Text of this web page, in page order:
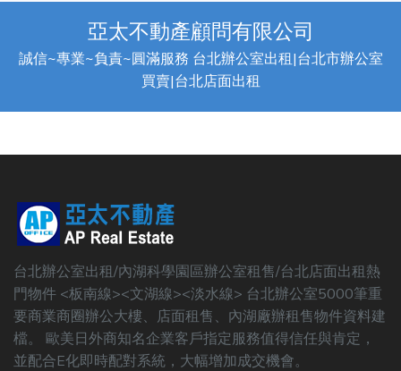
亞太不動產顧問有限公司
誠信~專業~負責~圓滿服務 台北辦公室出租|台北市辦公室
買賣|台北店面出租
台北辦公室出租/內湖科學園區辦公室租售/台北店面出租熱
門物件 <板南線><文湖線><淡水線> 台北辦公室5000筆重
要商業商圈辦公大樓、店面租售、內湖廠辦租售物件資料建
檔。 歐美日外商知名企業客戶指定服務值得信任與肯定，
並配合E化即時配對系統，大幅增加成交機會。